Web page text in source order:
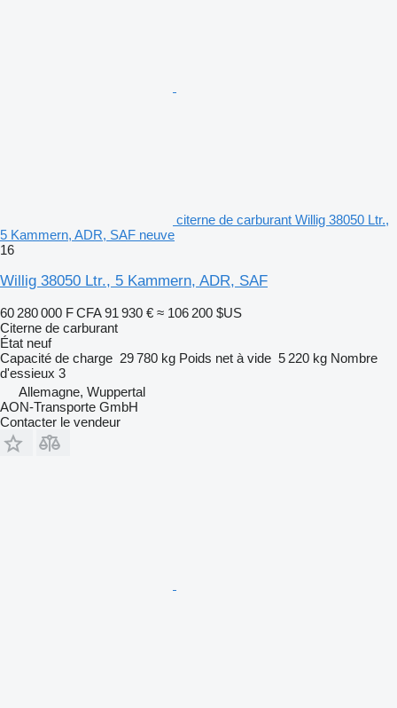
citerne de carburant Willig 38050 Ltr.,
5 Kammern, ADR, SAF neuve
16
Willig 38050 Ltr., 5 Kammern, ADR, SAF
60 280 000 F CFA 91 930 € ≈ 106 200 $US
Citerne de carburant
État neuf
Capacité de charge 29 780 kg Poids net à vide 5 220 kg Nombre
d'essieux 3
Allemagne, Wuppertal
AON-Transporte GmbH
Contacter le vendeur